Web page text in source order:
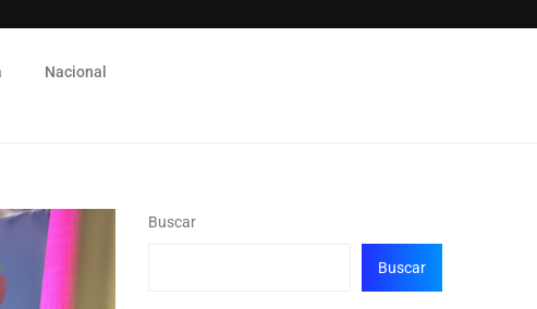
Nacional
Buscar
Buscar